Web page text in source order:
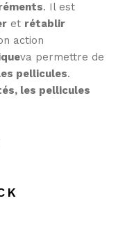
. Il est
et rétablir
action
va permettre de
pellicules.
les pellicules